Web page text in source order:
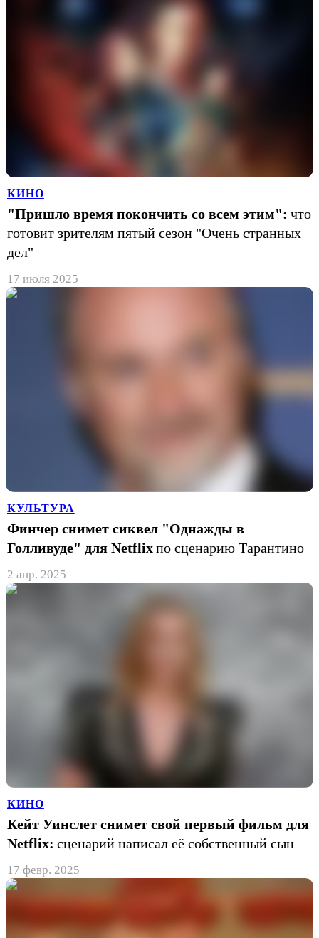
КИНО
"Пришло время покончить со всем этим": что
готовит зрителям пятый сезон "Очень странных
дел"
17 июля 2025
КУЛЬТУРА
Финчер снимет сиквел "Однажды в
Голливуде" для Netflixпо сценарию Тарантино
2 апр. 2025
КИНО
Кейт Уинслет снимет свой первый фильм для
Netflix: сценарий написал её собственный сын
17 февр. 2025